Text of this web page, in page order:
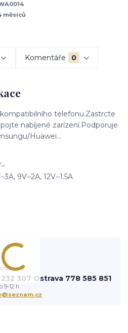
měsíců
Komentáře 0
telefonu.Zastrcte
nabíjené zarízení.Podporuje
Huawei...
9V⎓2A, 12V⎓1.5A
307 Ostrava 778 585 851
9-12 h.